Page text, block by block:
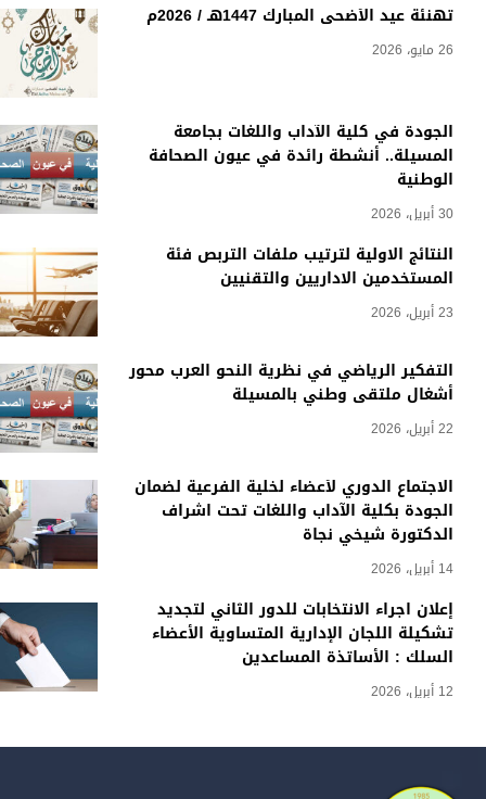
تهنئة عيد الأضحى المبارك 1447هـ / 2026م
26 مايو، 2026
الجودة في كلية الآداب واللغات بجامعة
المسيلة.. أنشطة رائدة في عيون الصحافة
الوطنية
30 أبريل، 2026
النتائج الاولية لترتيب ملفات التربص فئة
المستخدمين الاداريين والتقنيين
23 أبريل، 2026
التفكير الرياضي في نظرية النحو العرب محور
أشغال ملتقى وطني بالمسيلة
22 أبريل، 2026
الاجتماع الدوري لأعضاء لخلية الفرعية لضمان
الجودة بكلية الآداب واللغات تحت اشراف
الدكتورة شيخي نجاة
14 أبريل، 2026
إعلان اجراء الانتخابات للدور الثاني لتجديد
تشكيلة اللجان الإدارية المتساوية الأعضاء
السلك : الأساتذة المساعدين
12 أبريل، 2026